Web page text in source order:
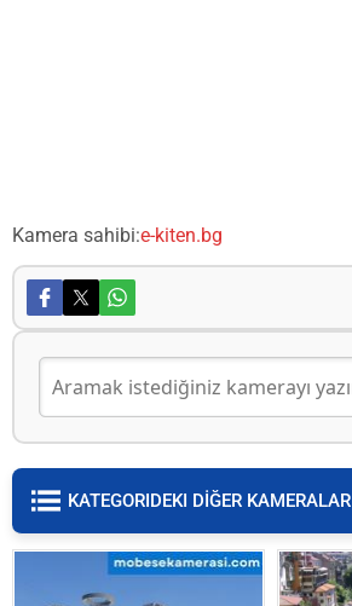
Kamera sahibi:e-kiten.bg
KATEGORIDEKI DİĞER KAMERALAR